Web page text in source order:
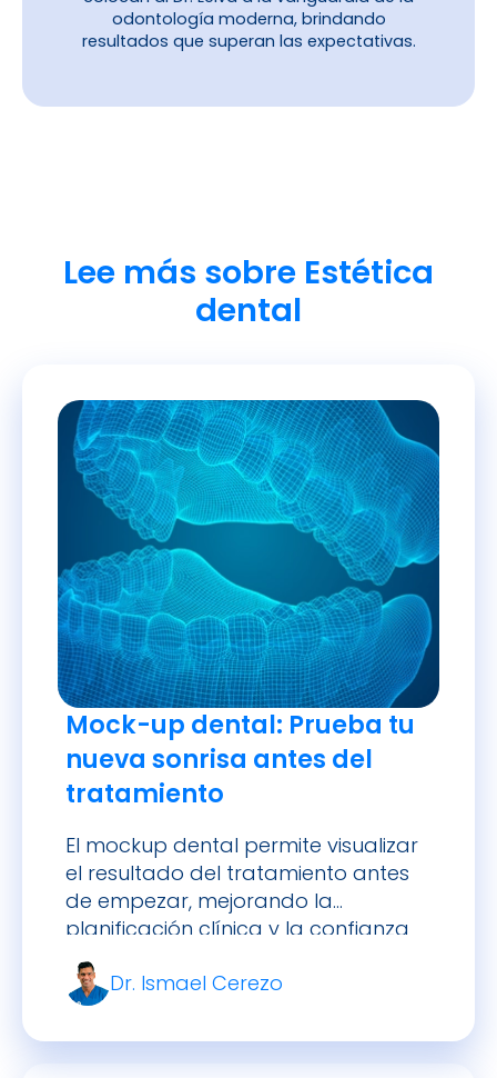
odontología moderna, brindando
resultados que superan las expectativas.
Lee más sobre Estética
dental
Mock-up dental: Prueba tu
nueva sonrisa antes del
tratamiento
El mockup dental permite visualizar
el resultado del tratamiento antes
de empezar, mejorando la
planificación clínica y la confianza
del paciente.
Dr. Ismael Cerezo